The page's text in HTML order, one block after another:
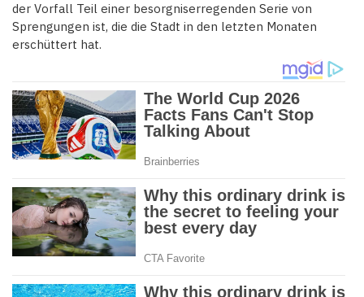
der Vorfall Teil einer besorgniserregenden Serie von
Sprengungen ist, die die Stadt in den letzten Monaten
erschüttert hat.